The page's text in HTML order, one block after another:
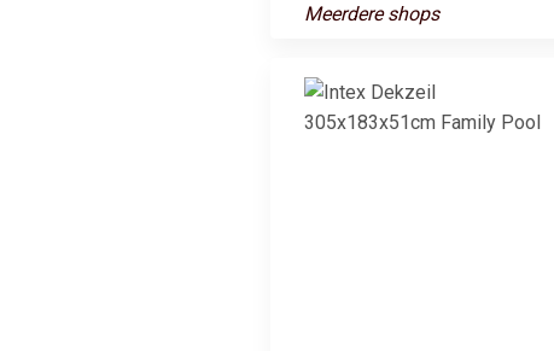
Meerdere shops